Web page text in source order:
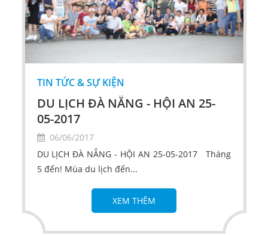
TIN TỨC & SỰ KIỆN
DU LỊCH ĐÀ NẴNG - HỘI AN 25-
05-2017
06/06/2017
DU LỊCH ĐÀ NẴNG - HỘI AN 25-05-2017 Tháng
5 đến! Mùa du lịch đến...
XEM THÊM